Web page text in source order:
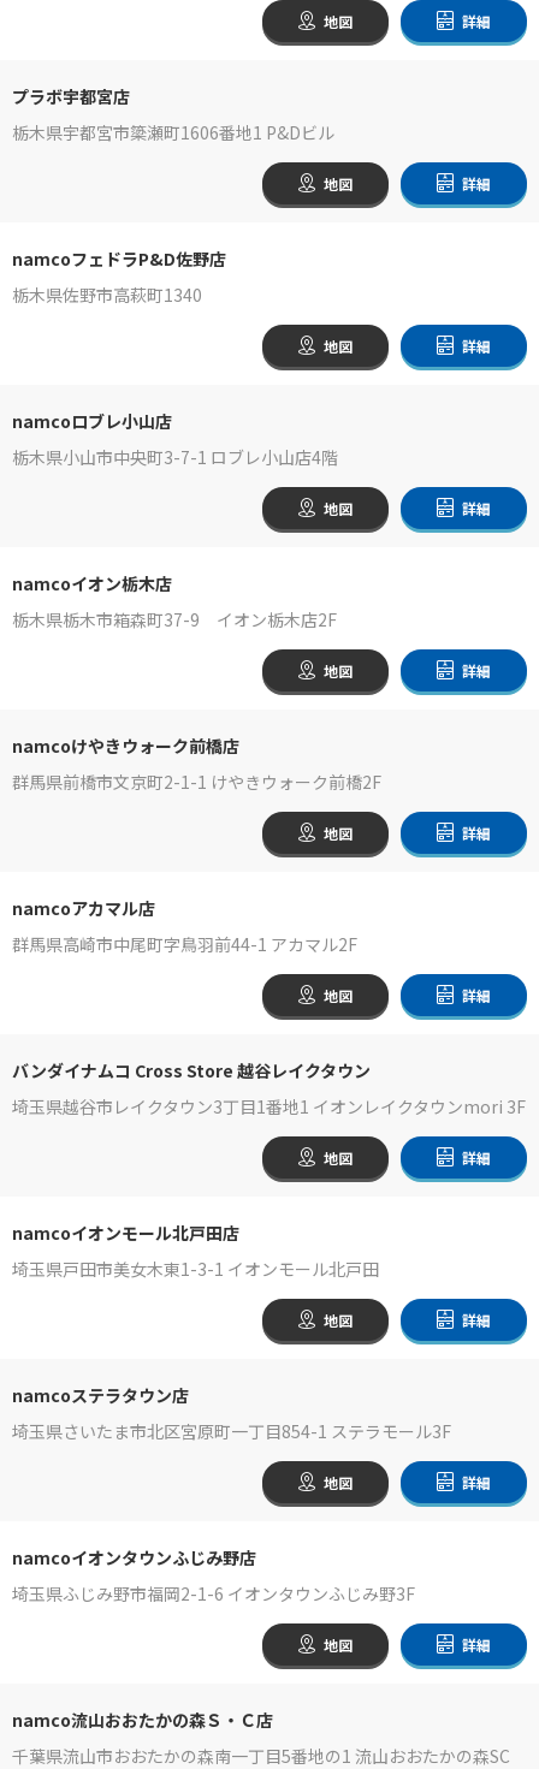
地図 詳細
プラボ宇都宮店
栃木県宇都宮市簗瀬町1606番地1 P&Dビル
地図 詳細
namcoフェドラP&D佐野店
栃木県佐野市高萩町1340
地図 詳細
namcoロブレ小山店
栃木県小山市中央町3-7-1 ロブレ小山店4階
地図 詳細
namcoイオン栃木店
栃木県栃木市箱森町37-9 イオン栃木店2F
地図 詳細
namcoけやきウォーク前橋店
群馬県前橋市文京町2-1-1 けやきウォーク前橋2F
地図 詳細
namcoアカマル店
群馬県高崎市中尾町字鳥羽前44-1 アカマル2F
地図 詳細
バンダイナムコ Cross Store 越谷レイクタウン
埼玉県越谷市レイクタウン3丁目1番地1 イオンレイクタウンmori 3F
地図 詳細
namcoイオンモール北戸田店
埼玉県戸田市美女木東1-3-1 イオンモール北戸田
地図 詳細
namcoステラタウン店
埼玉県さいたま市北区宮原町一丁目854-1 ステラモール3F
地図 詳細
namcoイオンタウンふじみ野店
埼玉県ふじみ野市福岡2-1-6 イオンタウンふじみ野3F
地図 詳細
namco流山おおたかの森Ｓ・Ｃ店
千葉県流山市おおたかの森南一丁目5番地の1 流山おおたかの森SC